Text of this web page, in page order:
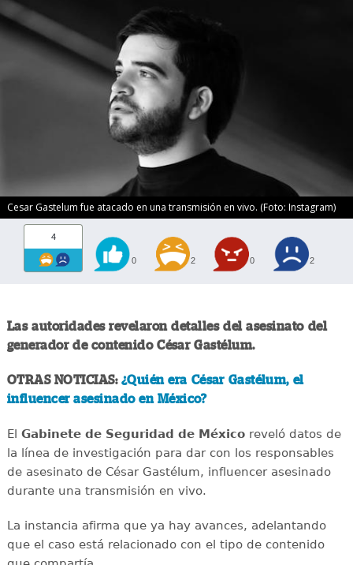
Cesar Gastelum fue atacado en una transmisión en vivo. (Foto: Instagram)
4
0 2 0 2
Las autoridades revelaron detalles del asesinato del
generador de contenido César Gastélum.
OTRAS NOTICIAS: ¿Quién era César Gastélum, el
influencer asesinado en México?
El Gabinete de Seguridad de Méxicoreveló datos de
la línea de investigación para dar con los responsables
de asesinato de César Gastélum, influencer asesinado
durante una transmisión en vivo.
La instancia afirma que ya hay avances, adelantando
que el caso está relacionado con el tipo de contenido